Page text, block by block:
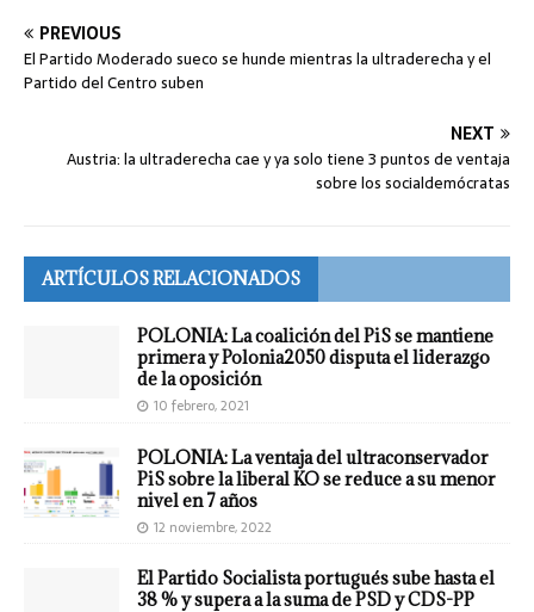
PREVIOUS
El Partido Moderado sueco se hunde mientras la ultraderecha y el
Partido del Centro suben
NEXT
Austria: la ultraderecha cae y ya solo tiene 3 puntos de ventaja
sobre los socialdemócratas
ARTÍCULOS RELACIONADOS
POLONIA: La coalición del PiS se mantiene
primera y Polonia2050 disputa el liderazgo
de la oposición
10 febrero, 2021
POLONIA: La ventaja del ultraconservador
PiS sobre la liberal KO se reduce a su menor
nivel en 7 años
12 noviembre, 2022
El Partido Socialista portugués sube hasta el
38 % y supera a la suma de PSD y CDS-PP